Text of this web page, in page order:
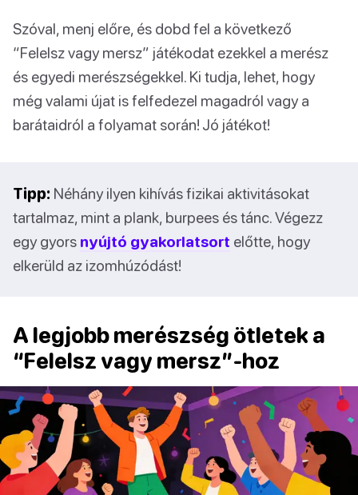
Szóval, menj előre, és dobd fel a következő
“Felelsz vagy mersz” játékodat ezekkel a merész
és egyedi merészségekkel. Ki tudja, lehet, hogy
még valami újat is felfedezel magadról vagy a
barátaidról a folyamat során! Jó játékot!
Tipp: Néhány ilyen kihívás fizikai aktivitásokat
tartalmaz, mint a plank, burpees és tánc. Végezz
egy gyors nyújtó gyakorlatsort előtte, hogy
elkerüld az izomhúzódást!
A legjobb merészség ötletek a
“Felelsz vagy mersz”-hoz